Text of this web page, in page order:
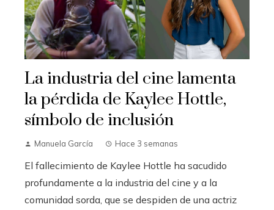
La industria del cine lamenta
la pérdida de Kaylee Hottle,
símbolo de inclusión
Manuela García Hace 3 semanas
El fallecimiento de Kaylee Hottle ha sacudido
profundamente a la industria del cine y a la
comunidad sorda, que se despiden de una actriz